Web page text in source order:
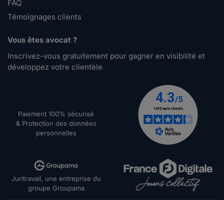
FAQ
Témoignages clients
Vous êtes avocat ?
Inscrivez-vous gratuitement pour gagner en visibilité et
développez votre clientèle
Paiement 100% sécurisé
& Protection des données
personnelles
Juritravail, une entreprise du
groupe Groupama